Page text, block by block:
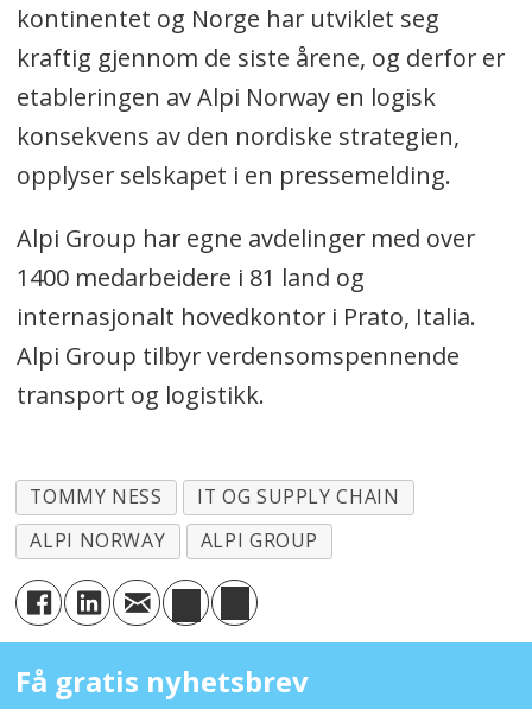
kontinentet og Norge har utviklet seg
kraftig gjennom de siste årene, og derfor er
etableringen av Alpi Norway en logisk
konsekvens av den nordiske strategien,
opplyser selskapet i en pressemelding.
Alpi Group har egne avdelinger med over
1400 medarbeidere i 81 land og
internasjonalt hovedkontor i Prato, Italia.
Alpi Group tilbyr verdensomspennende
transport og logistikk.
TOMMY NESS
IT OG SUPPLY CHAIN
ALPI NORWAY
ALPI GROUP
Få gratis nyhetsbrev